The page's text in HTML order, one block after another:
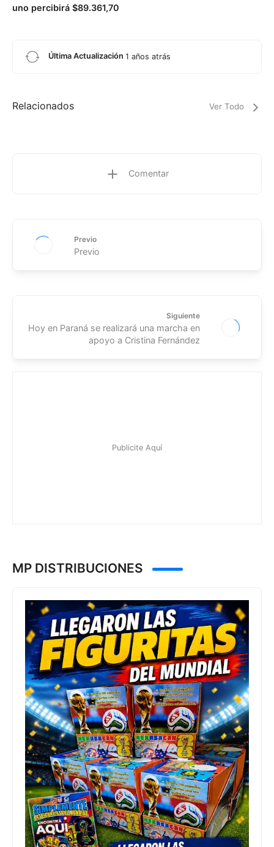
uno percibirá $89.361,70
Última Actualización 1 años atrás
Relacionados Ver Todo
Comentar
Previo
Previo
Siguiente
Hoy en Paraná se realizará una marcha en
apoyo a Cristina Fernández
MP DISTRIBUCIONES